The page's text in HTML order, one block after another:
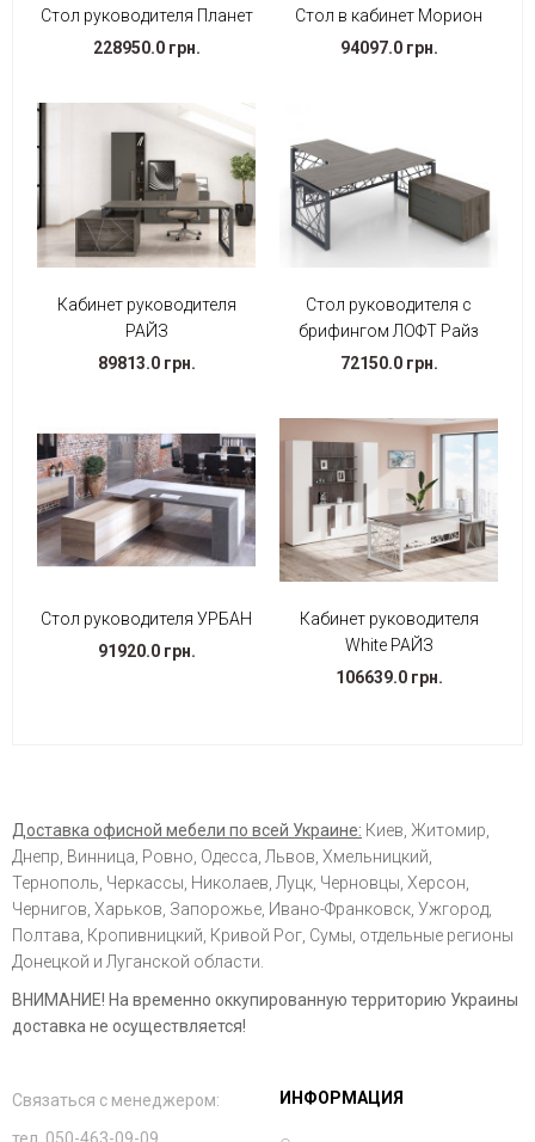
Стол руководителя Планет
228950.0 грн.
Стол в кабинет Морион
94097.0 грн.
Кабинет руководителя
РАЙЗ
89813.0 грн.
Стол руководителя с
брифингом ЛОФТ Райз
72150.0 грн.
Стол руководителя УРБАН
91920.0 грн.
Кабинет руководителя
White РАЙЗ
106639.0 грн.
Доставка офисной мебели по всей Украине: Киев, Житомир,
Днепр, Винница, Ровно, Одесса, Львов, Хмельницкий,
Тернополь, Черкассы, Николаев, Луцк, Черновцы, Херсон,
Чернигов, Харьков, Запорожье, Ивано-Франковск, Ужгород,
Полтава, Кропивницкий, Кривой Рог, Сумы, отдельные регионы
Донецкой и Луганской области.
ВНИМАНИЕ! На временно оккупированную территорию Украины
доставка не осуществляется!
Связаться с менеджером:
тел. 050-463-09-09
ИНФОРМАЦИЯ